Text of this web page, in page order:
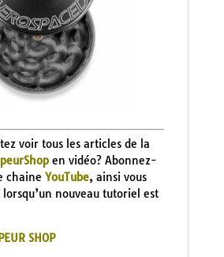
voir tous les articles de la
en vidéo? Abonnez-
chaine YouTube, ainsi vous
nouveau tutoriel est
SHOP